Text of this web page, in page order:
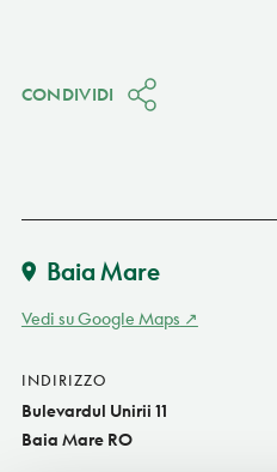
CONDIVIDI
Baia Mare
Vedi su Google Maps
INDIRIZZO
Bulevardul Unirii 11
Baia Mare RO